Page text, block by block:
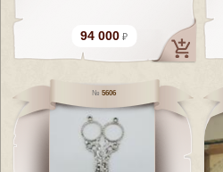
94 000
5606